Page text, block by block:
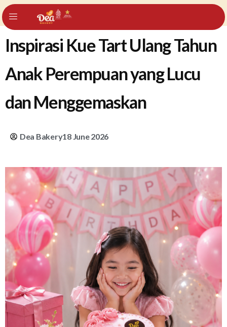
Inspirasi Kue Tart Ulang Tahun
Anak Perempuan yang Lucu
dan Menggemaskan
Dea Bakery18 June 2026